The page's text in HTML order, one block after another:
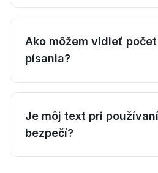
Ako môžem vidieť
písania?
Je môj text pri
bezpečí?